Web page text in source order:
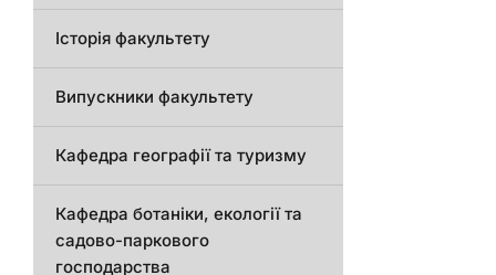
Історія факультету
Випускники факультету
Кафедра географії та туризму
Кафедра ботаніки, екології та
садово-паркового
господарства